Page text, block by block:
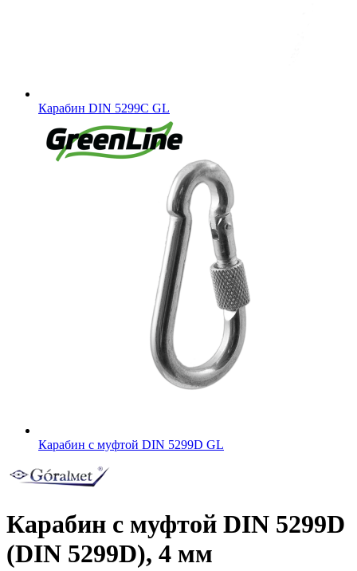
Карабин DIN 5299C GL
Карабин с муфтой DIN 5299D GL
Карабин с муфтой DIN 5299D
(DIN 5299D), 4 мм